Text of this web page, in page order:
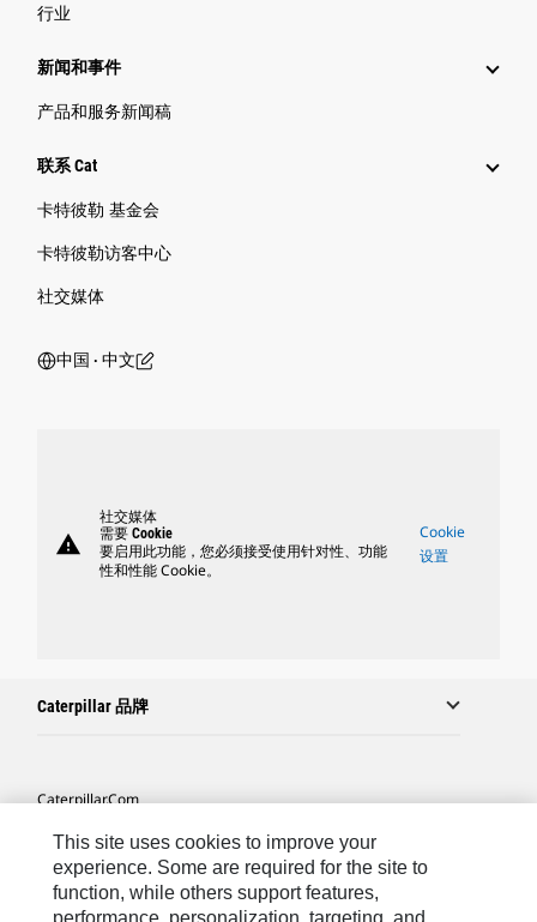
行业
新闻和事件
产品和服务新闻稿
联系 Cat
卡特彼勒 基金会
卡特彼勒访客中心
社交媒体
中国 ‧ 中文
warning
社交媒体
需要 Cookie
要启用此功能，您必须接受使用针对性、功能
性和性能 Cookie。
Cookie
设置
Caterpillar 品牌
Caterpillar.com
联系 Caterpillar
站点地图
Cookie Settings
This site uses cookies to improve your
experience. Some are required for the site to
function, while others support features,
performance, personalization, targeting, and